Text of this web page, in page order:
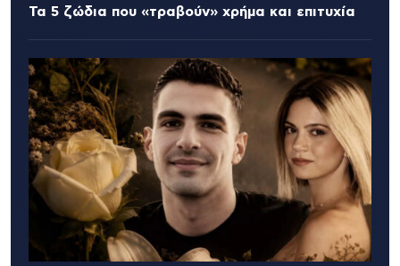
Τα 5 ζώδια που «τραβούν» χρήμα και επιτυχία